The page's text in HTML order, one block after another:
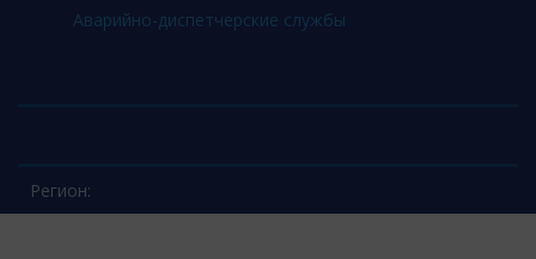
Аварийно-диспетчерские службы
Регион: